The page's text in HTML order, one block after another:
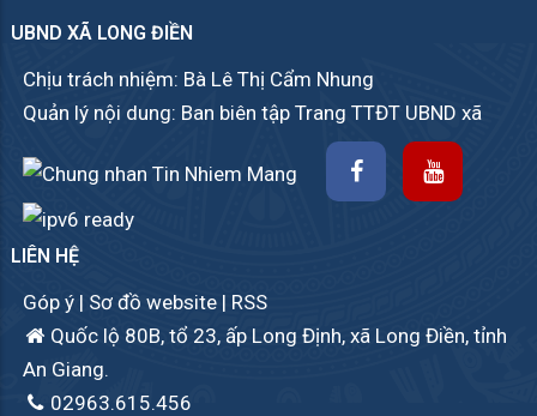
UBND XÃ LONG ĐIỀN
Chịu trách nhiệm: Bà Lê Thị Cẩm Nhung
Quản lý nội dung: Ban biên tập Trang TTĐT UBND xã
LIÊN HỆ
Góp ý | Sơ đồ website | RSS
Quốc lộ 80B, tổ 23, ấp Long Định, xã Long Điền, tỉnh
An Giang.
02963.615.456